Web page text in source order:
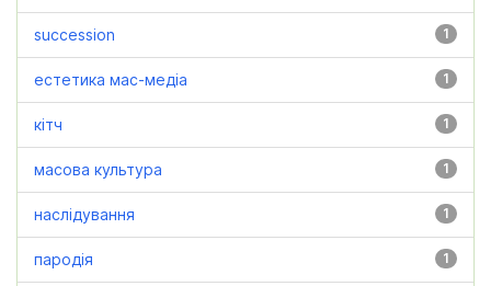
1
succession
1
естетика мас-медіа
1
кітч
1
масова культура
1
наслідування
1
пародія